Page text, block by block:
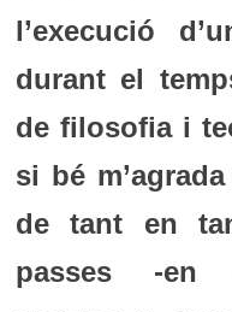
l’execució
durant el
de filosofia i
si bé m’agrada
de tant en
passes -en